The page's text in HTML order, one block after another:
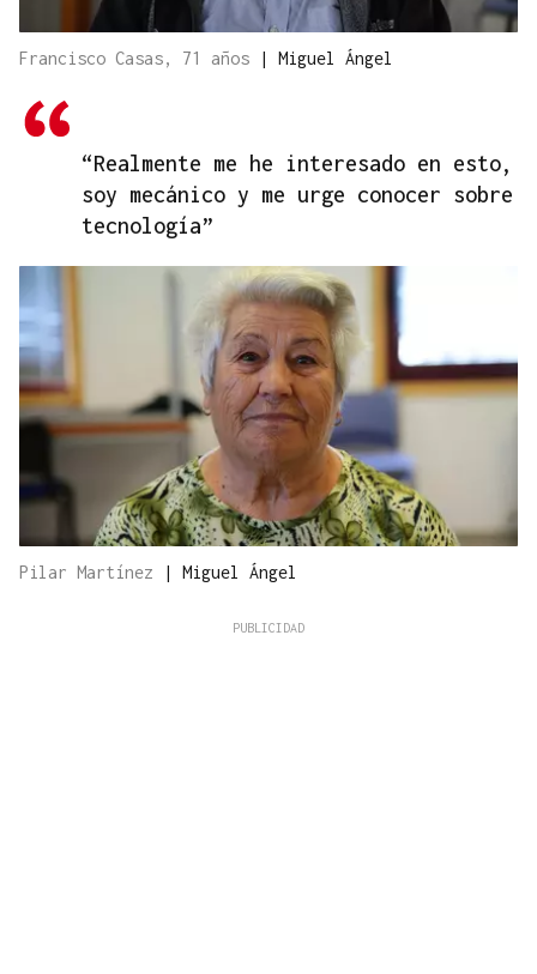
Francisco Casas, 71 años | Miguel Ángel
“Realmente me he interesado en esto,
soy mecánico y me urge conocer sobre
tecnología”
Pilar Martínez | Miguel Ángel